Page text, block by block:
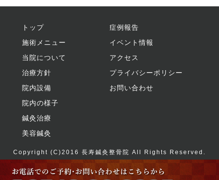
トップ
施術メニュー
当院について
治療方針
院内設備
院内の様子
鍼灸治療
美容鍼灸
症例報告
イベント情報
アクセス
プライバシーポリシー
お問い合わせ
Copyright (C)2016 長寿鍼灸整骨院 All Rights Reserved.